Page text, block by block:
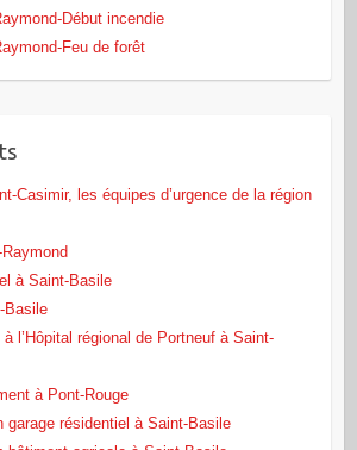
Début incendie
Feu de forêt
Casimir, les équipes d’urgence de la région
à Saint-Basile
Basile
à l’Hôpital régional de Portneuf à Saint-
à Pont‑Rouge
garage résidentiel à Saint‑Basile